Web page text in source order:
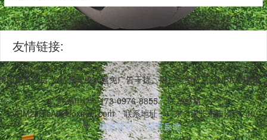
友情链接:
体育项目,支持低调模式避免广告干扰。用户可免费享受NBA常规
联系电话：173-0976-8855
联系邮箱：
vRM2sBtsA0@foxmail.com
联系地址：广东省天长市自清路740
号
联系我们
留言反馈